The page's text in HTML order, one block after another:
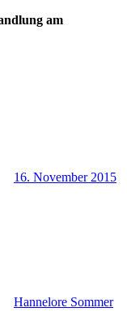
am
16. November 2015
Hannelore Sommer